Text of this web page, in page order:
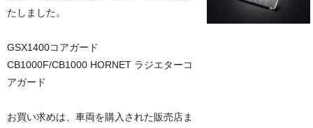
たしました。
GSX1400コアガード
CB1000F/CB1000 HORNET ラジエターコ
アガード
お買い求めは、車両を購入された販売店ま